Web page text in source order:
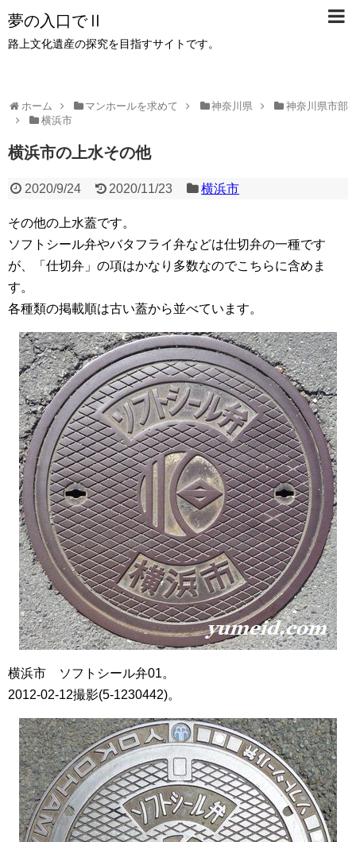
夢の入口でⅡ
路上文化遺産の探究を目指すサイトです。
ホーム マンホールを求めて 神奈川県
神奈川県市部
横浜市
横浜市の上水その他
2020/9/24 2020/11/23 横浜市
その他の上水蓋です。
ソフトシール弁やバタフライ弁などは仕切弁の一種です
が、「仕切弁」の項はかなり多数なのでこちらに含めま
す。
各種類の掲載順は古い蓋から並べています。
横浜市 ソフトシール弁01。
2012-02-12撮影(5-1230442)。